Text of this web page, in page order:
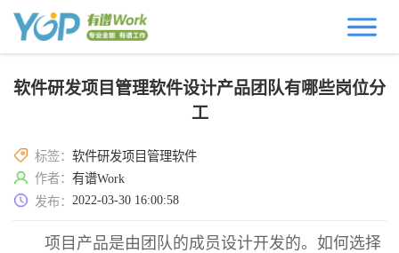
软件研发项目管理软件设计产品团队有哪些岗位分
工
标签：软件研发项目管理软件
作者：有谱Work
发布：2022-03-30 16:00:58
项目产品是由团队的成员设计开发的。如何选择